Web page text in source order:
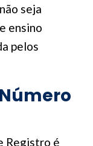
seja
ensino
pelos
Registro é